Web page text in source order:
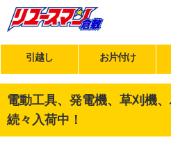
引越し お片付け
電動工具、発電機、草刈機
続々入荷中！